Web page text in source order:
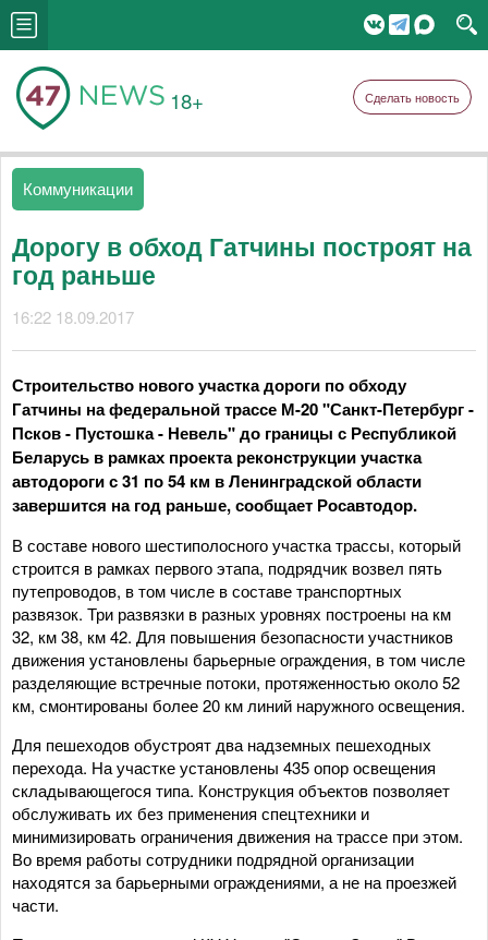
18+ Сделать новость
Коммуникации
Дорогу в обход Гатчины построят на
год раньше
16:22 18.09.2017
Строительство нового участка дороги по обходу
Гатчины на федеральной трассе М-20 "Санкт-Петербург -
Псков - Пустошка - Невель" до границы с Республикой
Беларусь в рамках проекта реконструкции участка
автодороги с 31 по 54 км в Ленинградской области
завершится на год раньше, сообщает Росавтодор.
В составе нового шестиполосного участка трассы, который
строится в рамках первого этапа, подрядчик возвел пять
путепроводов, в том числе в составе транспортных
развязок. Три развязки в разных уровнях построены на км
32, км 38, км 42. Для повышения безопасности участников
движения установлены барьерные ограждения, в том числе
разделяющие встречные потоки, протяженностью около 52
км, смонтированы более 20 км линий наружного освещения.
Для пешеходов обустроят два надземных пешеходных
перехода. На участке установлены 435 опор освещения
складывающегося типа. Конструкция объектов позволяет
обслуживать их без применения спецтехники и
минимизировать ограничения движения на трассе при этом.
Во время работы сотрудники подрядной организации
находятся за барьерными ограждениями, а не на проезжей
части.